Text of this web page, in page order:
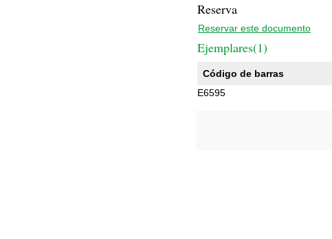
Reserva
Reservar este documento
Ejemplares(1)
Código de barras
E6595